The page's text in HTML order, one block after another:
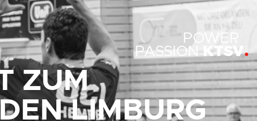
POWER
PASSION KTSV
ZUM
LIMBURG